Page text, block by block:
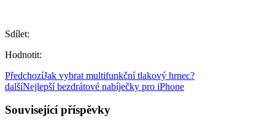
Sdílet:
Hodnotit:
PředchozíJak vybrat multifunkční tlakový hrnec?
dalšíNejlepší bezdrátové nabíječky pro iPhone
Související příspěvky